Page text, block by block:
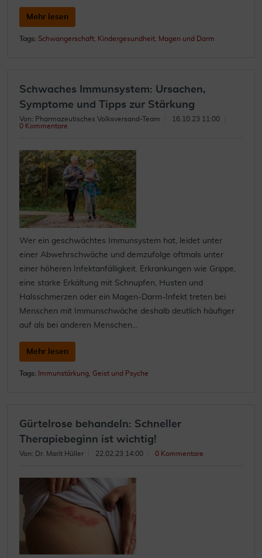
Mehr lesen
Tags: Schwangerschaft Kindergesundheit Magen und Darm
Schwaches Immunsystem: Ursachen,
Symptome und Tipps zur Stärkung
Von: Pharmazeutisches Volksversand-Team
16.10.23 11:00
0 Kommentare
Wer ein geschwächtes Immunsystem hat, leidet unter
einer Abwehrschwäche und demzufolge oftmals unter
einer höheren Infektanfälligkeit. Erkrankungen wie Grippe,
eine starke Erkältung mit Schnupfen, Husten und
Halsschmerzen oder ein Magen-Darm-Infekt treten bei
Menschen mit Immunschwäche deshalb deutlich häufiger
auf als bei anderen Menschen...
Mehr lesen
Tags: Immunstärkung Geist und Psyche
Gürtelrose behandeln: Schneller
Therapiebeginn ist wichtig!
Von: Dr. Marit Hüller 22.02.23 14:00 0 Kommentare